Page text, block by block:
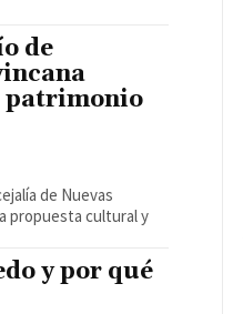
de
patrimonio
de Nuevas
propuesta cultural y
y por qué